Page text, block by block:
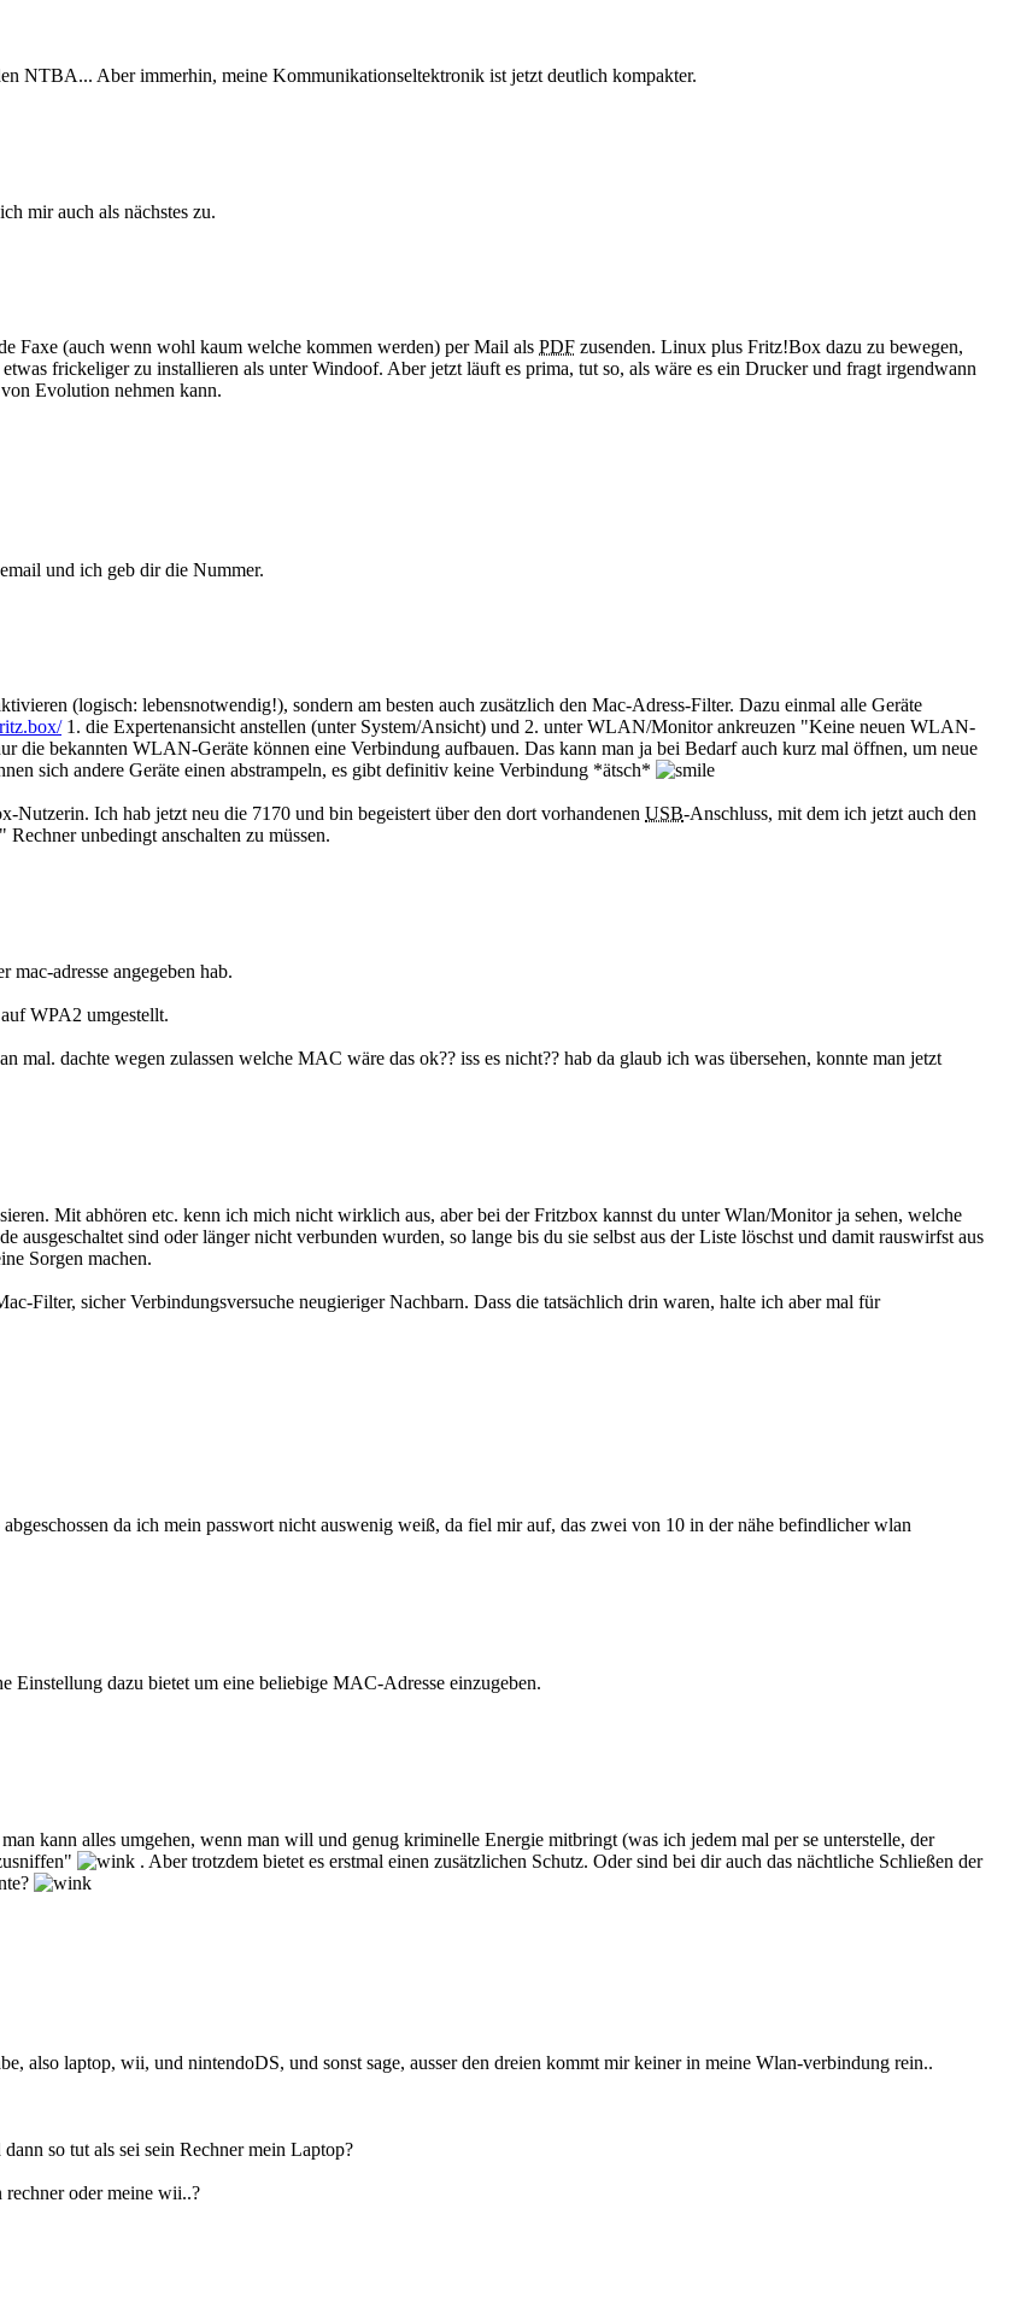
NTBA... Aber immerhin, meine Kommunikationseltektronik ist jetzt deutlich kompakter.
mir auch als nächstes zu.
Faxe (auch wenn wohl kaum welche kommen werden) per Mail als PDF zusenden. Linux plus Fritz!Box dazu zu bewegen,
frickeliger zu installieren als unter Windoof. Aber jetzt läuft es prima, tut so, als wäre es ein Drucker und fragt irgendwann
Evolution nehmen kann.
und ich geb dir die Nummer.
(logisch: lebensnotwendig!), sondern am besten auch zusätzlich den Mac-Adress-Filter. Dazu einmal alle Geräte
1. die Expertenansicht anstellen (unter System/Ansicht) und 2. unter WLAN/Monitor ankreuzen "Keine neuen WLAN-
die bekannten WLAN-Geräte können eine Verbindung aufbauen. Das kann man ja bei Bedarf auch kurz mal öffnen, um neue
sich andere Geräte einen abstrampeln, es gibt definitiv keine Verbindung *ätsch*
Ich hab jetzt neu die 7170 und bin begeistert über den dort vorhandenen USB-Anschluss, mit dem ich jetzt auch den
unbedingt anschalten zu müssen.
mac-adresse angegeben hab.
WPA2 umgestellt.
dachte wegen zulassen welche MAC wäre das ok?? iss es nicht?? hab da glaub ich was übersehen, konnte man jetzt
Mit abhören etc. kenn ich mich nicht wirklich aus, aber bei der Fritzbox kannst du unter Wlan/Monitor ja sehen, welche
ausgeschaltet sind oder länger nicht verbunden wurden, so lange bis du sie selbst aus der Liste löschst und damit rauswirfst aus
Sorgen machen.
Filter, sicher Verbindungsversuche neugieriger Nachbarn. Dass die tatsächlich drin waren, halte ich aber mal für
da ich mein passwort nicht auswenig weiß, da fiel mir auf, das zwei von 10 in der nähe befindlicher wlan
dazu bietet um eine beliebige MAC-Adresse einzugeben.
kann alles umgehen, wenn man will und genug kriminelle Energie mitbringt (was ich jedem mal per se unterstelle, der
. Aber trotzdem bietet es erstmal einen zusätzlichen Schutz. Oder sind bei dir auch das nächtliche Schließen der
also laptop, wii, und nintendoDS, und sonst sage, ausser den dreien kommt mir keiner in meine Wlan-verbindung rein..
so tut als sei sein Rechner mein Laptop?
rechner oder meine wii..?